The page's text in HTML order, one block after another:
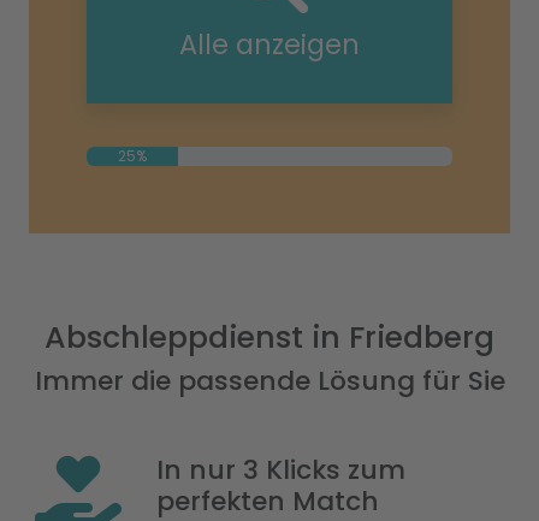
Alle anzeigen
25%
Abschleppdienst in Friedberg
Immer die passende Lösung für Sie
In nur 3 Klicks zum
perfekten Match